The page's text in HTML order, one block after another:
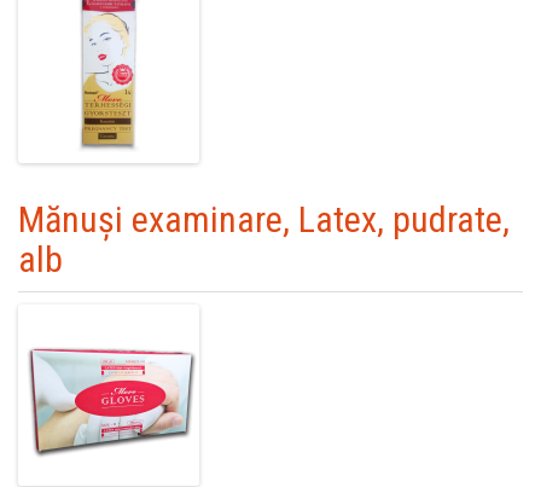
Mănuşi examinare, Latex, pudrate,
alb